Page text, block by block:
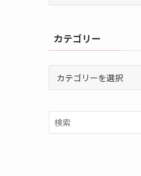
ブカテゴリー
リ
ー